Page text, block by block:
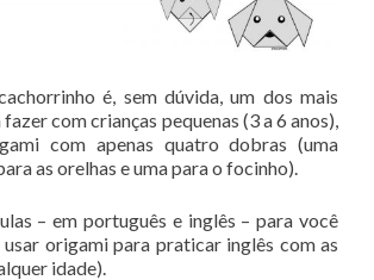
é, sem dúvida, um dos mais
com crianças pequenas (3 a 6 anos),
com apenas quatro dobras (uma
as orelhas e uma para o focinho).
– em português e inglês – para você
origami para praticar inglês com as
idade).